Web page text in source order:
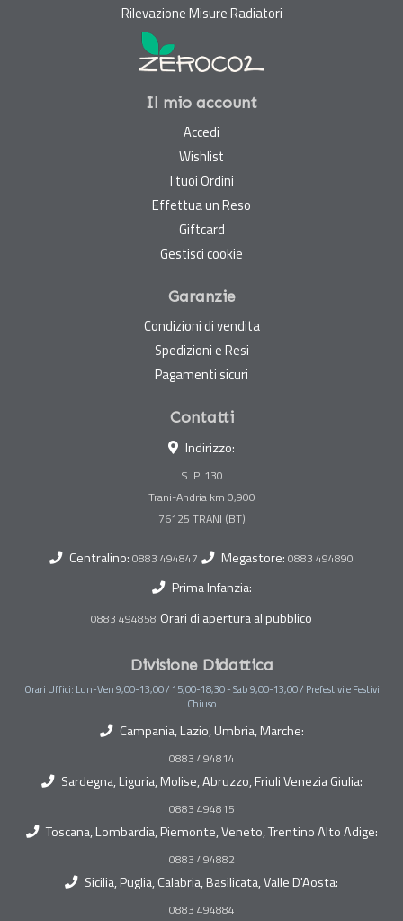
Rilevazione Misure Radiatori
Il mio account
Accedi
Wishlist
I tuoi Ordini
Effettua un Reso
Giftcard
Gestisci cookie
Garanzie
Condizioni di vendita
Spedizioni e Resi
Pagamenti sicuri
Contatti
Indirizzo:
S. P. 130
Trani-Andria km 0,900
Centralino: 0883 494847 Megastore: 0883 494890
Prima Infanzia:
0883 494858 Orari di apertura al pubblico
Divisione Didattica
Orari Uffici: Lun-Ven 9,00-13,00 / 15,00-18,30 - Sab 9,00-13,00 / Prefestivi e Festivi
Chiuso
Campania, Lazio, Umbria, Marche:
0883 494814
Sardegna, Liguria, Molise, Abruzzo, Friuli Venezia Giulia:
0883 494815
Toscana, Lombardia, Piemonte, Veneto, Trentino Alto Adige:
0883 494882
Sicilia, Puglia, Calabria, Basilicata, Valle D'Aosta:
0883 494884